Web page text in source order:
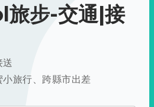
步-交通|接
送
旅行、跨縣市出差